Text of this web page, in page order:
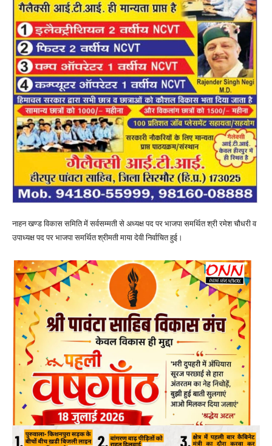
नाहन खण्ड विकास समिति में सर्वसम्मती से अध्यक्ष पद पर भाजपा समर्थित श्री रमेश चौधरी व
उपाध्यक्ष पद पर भाजपा समर्थित श्रीमती माया देवी निर्वाचित हुई।